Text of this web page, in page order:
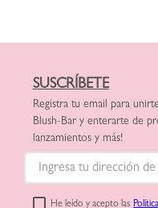
SUSCRÍBETE
Registra tu email para
Blush-Bar y enterarte de
lanzamientos y más!
He leído y acepto las